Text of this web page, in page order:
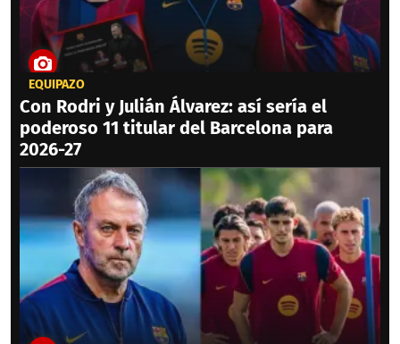
EQUIPAZO
Con Rodri y Julián Álvarez: así sería el
poderoso 11 titular del Barcelona para
2026-27